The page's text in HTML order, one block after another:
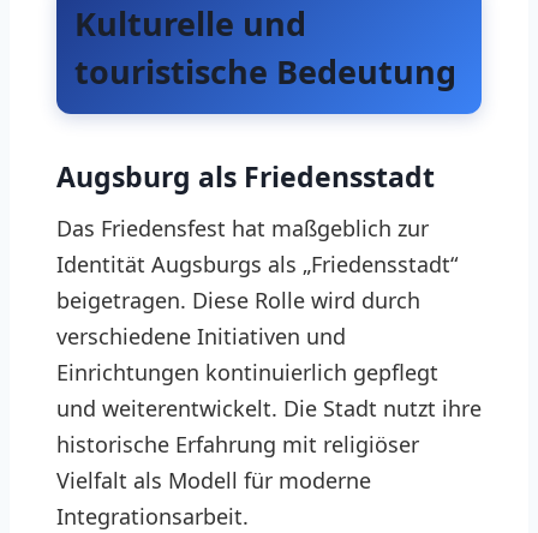
Kulturelle und
touristische Bedeutung
Augsburg als Friedensstadt
Das Friedensfest hat maßgeblich zur
Identität Augsburgs als „Friedensstadt“
beigetragen. Diese Rolle wird durch
verschiedene Initiativen und
Einrichtungen kontinuierlich gepflegt
und weiterentwickelt. Die Stadt nutzt ihre
historische Erfahrung mit religiöser
Vielfalt als Modell für moderne
Integrationsarbeit.